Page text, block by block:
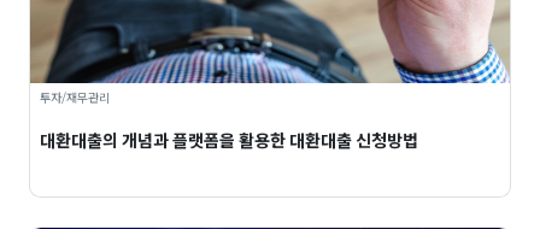
투자/재무관리
대환대출의 개념과 플랫폼을 활용한 대환대출 신청방법